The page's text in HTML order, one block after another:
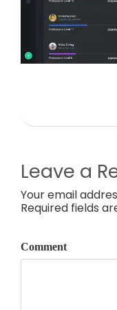
Leave a
Your email
Required fields
Comment